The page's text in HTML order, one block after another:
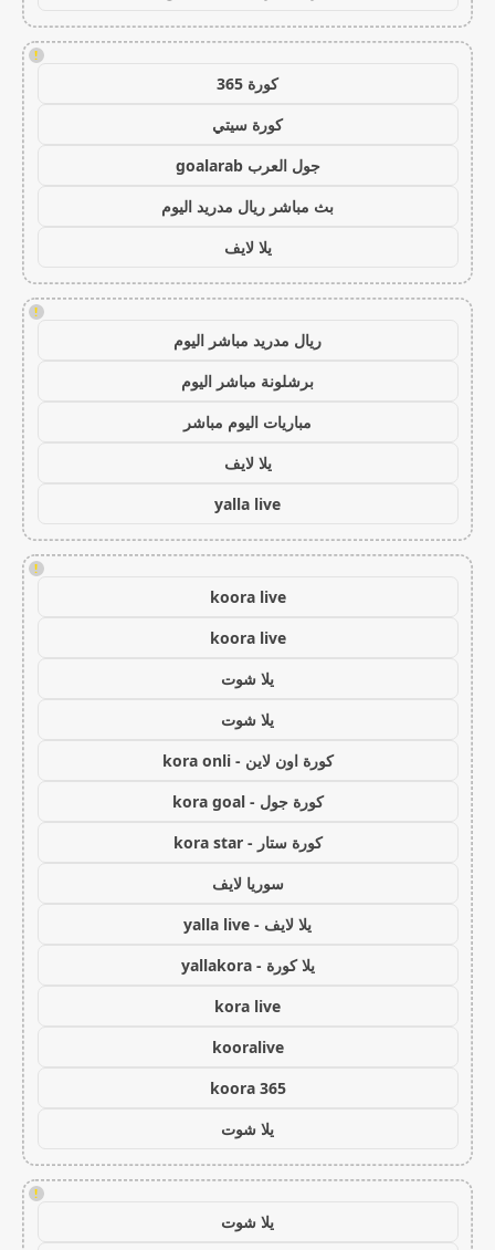
!
كورة 365
كورة سيتي
جول العرب goalarab
بث مباشر ريال مدريد اليوم
يلا لايف
!
ريال مدريد مباشر اليوم
برشلونة مباشر اليوم
مباريات اليوم مباشر
يلا لايف
yalla live
!
koora live
koora live
يلا شوت
يلا شوت
كورة اون لاين - kora onli
كورة جول - kora goal
كورة ستار - kora star
سوريا لايف
يلا لايف - yalla live
يلا كورة - yallakora
kora live
kooralive
koora 365
يلا شوت
!
يلا شوت